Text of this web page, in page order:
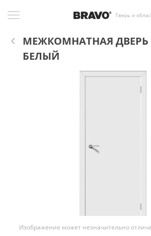
Тверь и
МЕЖКОМНАТНАЯ
БЕЛЫЙ
Изображение может незначительно